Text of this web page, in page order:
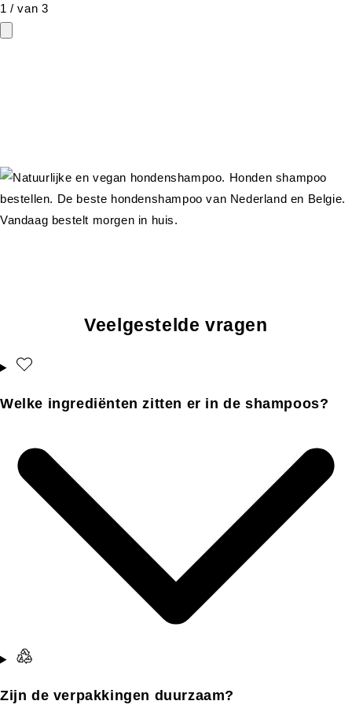
1 /van 3
Veelgestelde vragen
Welke ingrediënten zitten er in de shampoos?
Zijn de verpakkingen duurzaam?